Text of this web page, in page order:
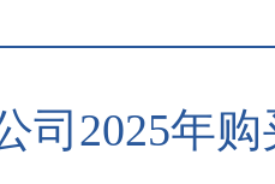
2025年